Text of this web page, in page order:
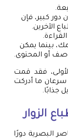
دور كبير، فإن
الآخرين.
بينما يمكن
أو المحتوى.
فقد قمت
سرعان ما أدركت
جذابًا.
الزوار
البصرية دورًا